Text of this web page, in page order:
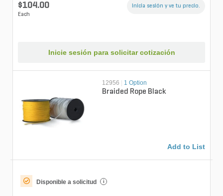
$104.00
Each
Inicia sesión y ve tu precio.
Inicie sesión para solicitar cotización
12956 1 Option
Braided Rope Black
Add to List
Disponible a solicitud i